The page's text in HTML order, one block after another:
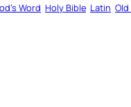
Word Holy Bible Latin